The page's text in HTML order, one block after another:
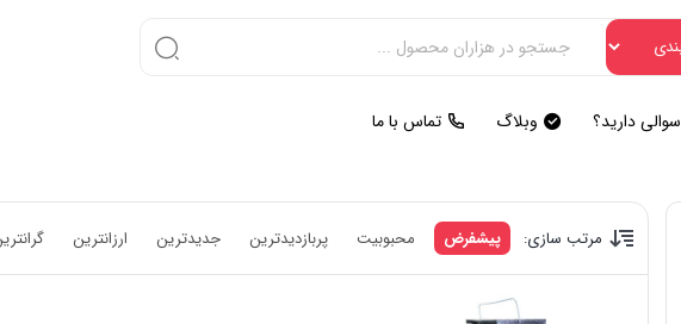
سوالی دارید؟ وبلاگ تماس با ما
مرتب سازی: پیشفرض محبوبیت پربازدیدترین جدیدترین ارزانترین